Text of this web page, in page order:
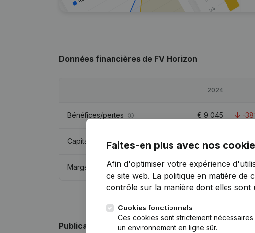
Données financières de FV Horizon
2024
Bénéfices/pertes € 9 045 -
Capitaux propres
Marge brute €13 316 -
Publications de FV Horizon
Faites-en plus avec nos
Afin d'optimiser votre expérience
ce site web. La politique en matière de
contrôle sur la manière dont elles sont
Cookies fonctionnels
Ces cookies sont strictement
un environnement en ligne sûr.